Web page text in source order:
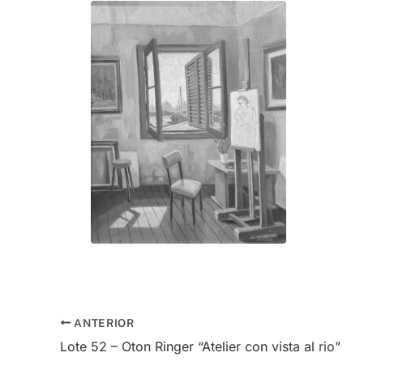
ANTERIOR
Lote 52 – Oton Ringer “Atelier con vista al rio”